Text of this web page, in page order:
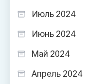
Июль 2024
Июнь 2024
Май 2024
Апрель 2024